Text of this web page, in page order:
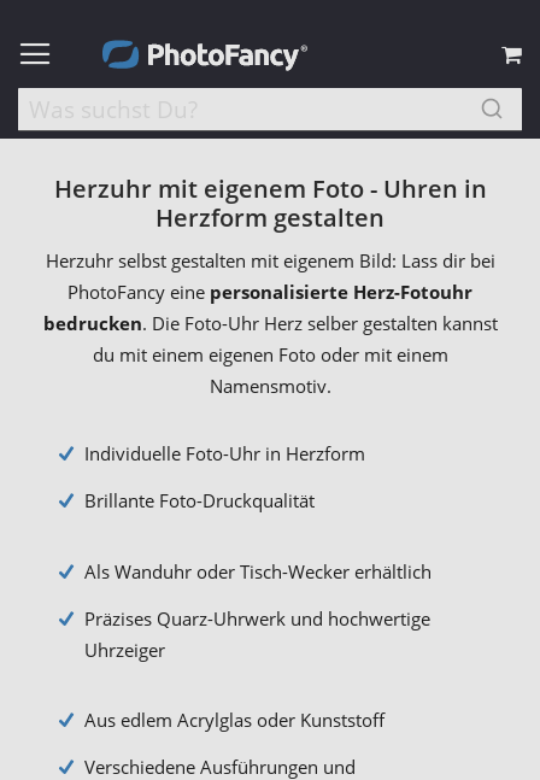
Herzuhr mit eigenem Foto - Uhren in
Herzform gestalten
Herzuhr selbst gestalten mit eigenem Bild: Lass dir bei
PhotoFancy eine personalisierte Herz-Fotouhr
bedrucken. Die Foto-Uhr Herz selber gestalten kannst
du mit einem eigenen Foto oder mit einem
Namensmotiv.
Individuelle Foto-Uhr in Herzform
Brillante Foto-Druckqualität
Als Wanduhr oder Tisch-Wecker erhältlich
Präzises Quarz-Uhrwerk und hochwertige
Uhrzeiger
Aus edlem Acrylglas oder Kunststoff
Verschiedene Ausführungen und